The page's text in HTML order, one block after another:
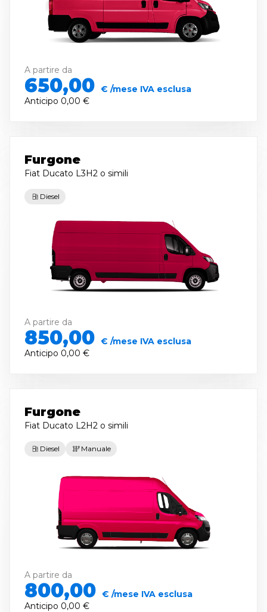
A partire da
650,00 € /mese IVA esclusa
Anticipo 0,00 €
Furgone
Fiat Ducato L3H2 o simili
Diesel
A partire da
850,00 € /mese IVA esclusa
Anticipo 0,00 €
Furgone
Fiat Ducato L2H2 o simili
Diesel Manuale
A partire da
800,00 € /mese IVA esclusa
Anticipo 0,00 €